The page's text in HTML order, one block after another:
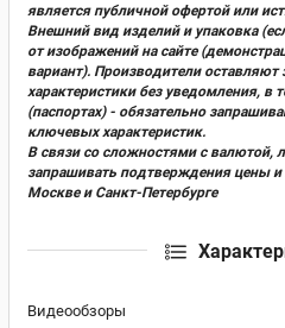
является публичной офертой или
Внешний вид изделий и упаковка
от изображений на сайте
вариант). Производители оставляют
характеристики без уведомления, в
(паспортах) - обязательно
ключевых характеристик.
В связи со сложностями с валютой,
запрашивать подтверждения цены и
Москве и Санкт-Петербурге
Видеообзоры